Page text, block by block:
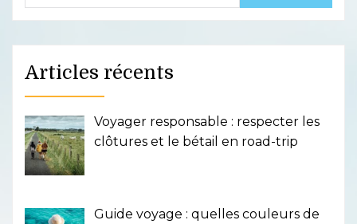
Articles récents
Voyager responsable : respecter les
clôtures et le bétail en road-trip
Guide voyage : quelles couleurs de